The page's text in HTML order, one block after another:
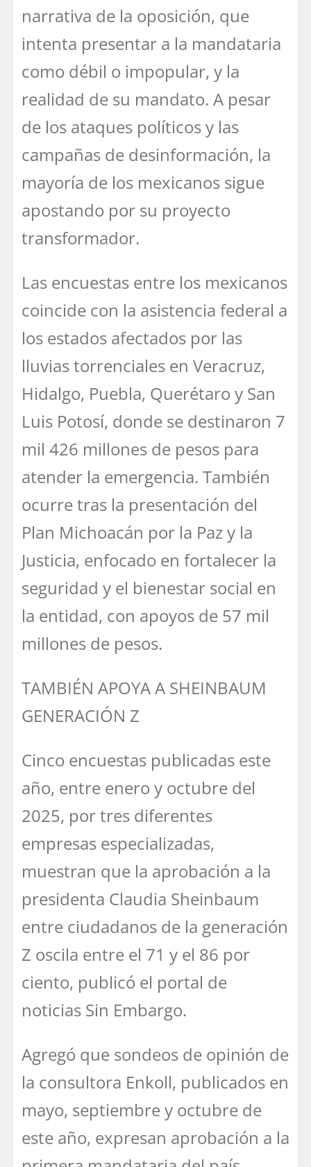
narrativa de la oposición, que
intenta presentar a la mandataria
como débil o impopular, y la
realidad de su mandato. A pesar
de los ataques políticos y las
campañas de desinformación, la
mayoría de los mexicanos sigue
apostando por su proyecto
transformador.
Las encuestas entre los mexicanos
coincide con la asistencia federal a
los estados afectados por las
lluvias torrenciales en Veracruz,
Hidalgo, Puebla, Querétaro y San
Luis Potosí, donde se destinaron 7
mil 426 millones de pesos para
atender la emergencia. También
ocurre tras la presentación del
Plan Michoacán por la Paz y la
Justicia, enfocado en fortalecer la
seguridad y el bienestar social en
la entidad, con apoyos de 57 mil
millones de pesos.
TAMBIÉN APOYA A SHEINBAUM
GENERACIÓN Z
Cinco encuestas publicadas este
año, entre enero y octubre del
2025, por tres diferentes
empresas especializadas,
muestran que la aprobación a la
presidenta Claudia Sheinbaum
entre ciudadanos de la generación
Z oscila entre el 71 y el 86 por
ciento, publicó el portal de
noticias Sin Embargo.
Agregó que sondeos de opinión de
la consultora Enkoll, publicados en
mayo, septiembre y octubre de
este año, expresan aprobación a la